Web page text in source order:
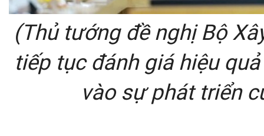
(Thủ tướng đề nghị Bộ
tiếp tục đánh giá hiệu
vào sự phát triển